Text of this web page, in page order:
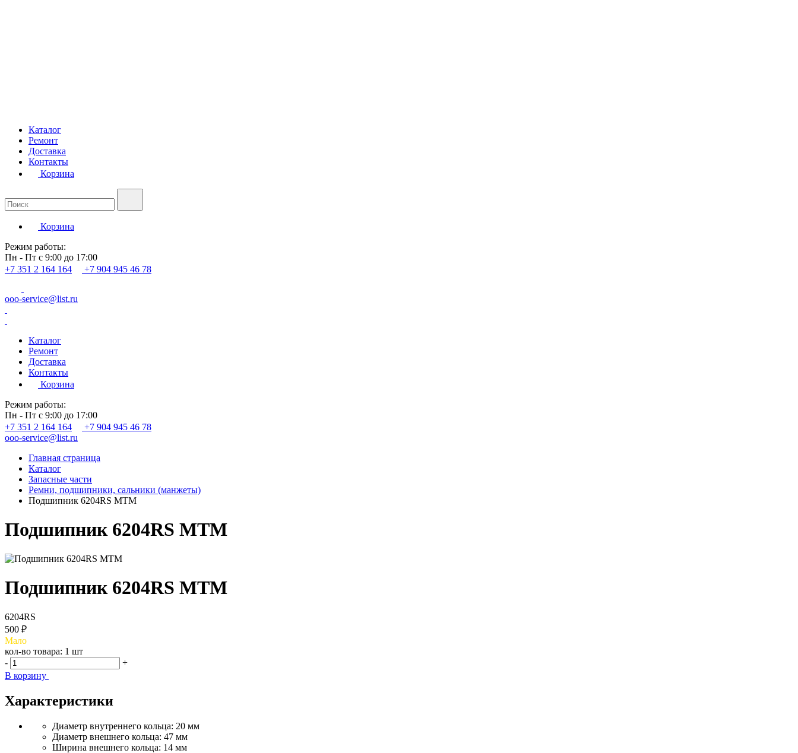
Каталог
Ремонт
Доставка
Контакты
Корзина
Корзина
Режим работы:
Пн - Пт с 9:00 до 17:00
+7 351 2 164 164
+7 904 945 46 78
ooo-service@list.ru
Каталог
Ремонт
Доставка
Контакты
Корзина
Режим работы:
Пн - Пт с 9:00 до 17:00
+7 351 2 164 164
+7 904 945 46 78
ooo-service@list.ru
Главная страница
Каталог
Запасные части
Ремни, подшипники, сальники (манжеты)
Подшипник 6204RS MTM
Подшипник 6204RS MTM
Подшипник 6204RS MTM
6204RS
500 ₽
Мало
кол-во товара: 1 шт
-
+
В корзину
Характеристики
Диаметр внутреннего кольца: 20 мм
Диаметр внешнего кольца: 47 мм
Ширина внешнего кольца: 14 мм